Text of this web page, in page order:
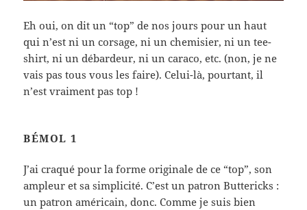
Eh oui, on dit un “top” de nos jours pour un haut
qui n’est ni un corsage, ni un chemisier, ni un tee-
shirt, ni un débardeur, ni un caraco, etc. (non, je ne
vais pas tous vous les faire). Celui-là, pourtant, il
n’est vraiment pas top !
BÉMOL 1
J’ai craqué pour la forme originale de ce “top”, son
ampleur et sa simplicité. C’est un patron Buttericks :
un patron américain, donc. Comme je suis bien